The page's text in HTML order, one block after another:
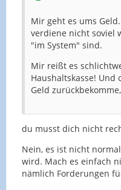
Mir geht es ums
verdiene nicht soviel
"im System" sind.
Mir reißt es
Haushaltskasse!
Geld
du musst dich nicht
Nein, es ist nicht
wird. Mach es einfach
nämlich Forderungen